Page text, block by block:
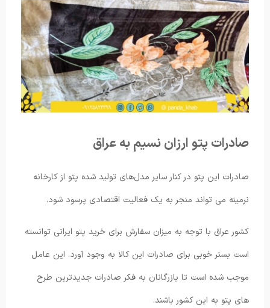
صادرات پتو ارزان نسیم به عراق
صادرات این پتو در کنار سایر مدل‌های تولید شده پتو از کارخانه
نرمینه می تواند منجر به یک فعالیت اقتصادی پرسود شود.
کشور عراق با توجه به میزان سفارش برای خرید پتو ایرانی توانسته
است بستر خوبی برای صادرات این کالا به وجود آورد. این عامل
موجب شده است تا بازرگانان به فکر صادرات جدیدترین طرح
های پتو به این کشور باشند.